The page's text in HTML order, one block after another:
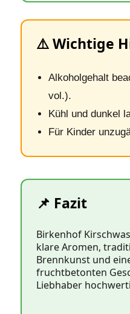
⚠️ Wichtige
Alkoholgehalt
vol.).
Kühl und dunkel
Für Kinder
📌 Fazit
Birkenhof
klare Aromen,
Brennkunst und
fruchtbetonten
Liebhaber